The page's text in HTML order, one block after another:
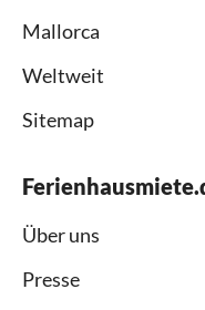
Mallorca
Weltweit
Sitemap
Über uns
Presse